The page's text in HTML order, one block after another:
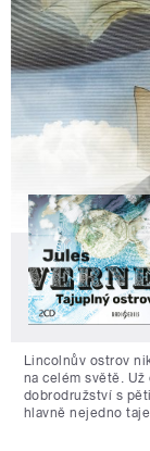
Lincolnův ostrov
na celém světě.
dobrodružství s
hlavně nejedno